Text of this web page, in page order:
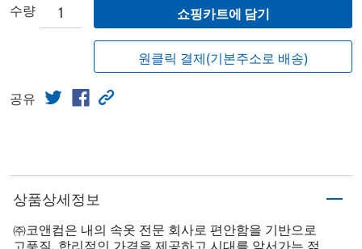
수량 쇼핑카트에 담기
원클릭 결제(기본주소로 배송)
공유
상품상세정보
㈜코앤컴은 내의 속옷 전문 회사로 편안함을 기반으로